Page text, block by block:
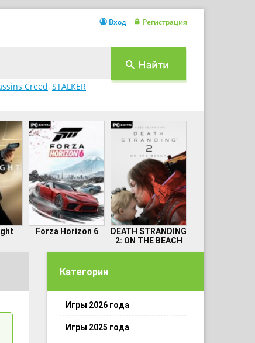
Creed, STALKER
Вход Регистрация
Forza Horizon 6
DEATH STRANDING
2: ON THE BEACH
Категории
Игры 2026 года
Игры 2025 года